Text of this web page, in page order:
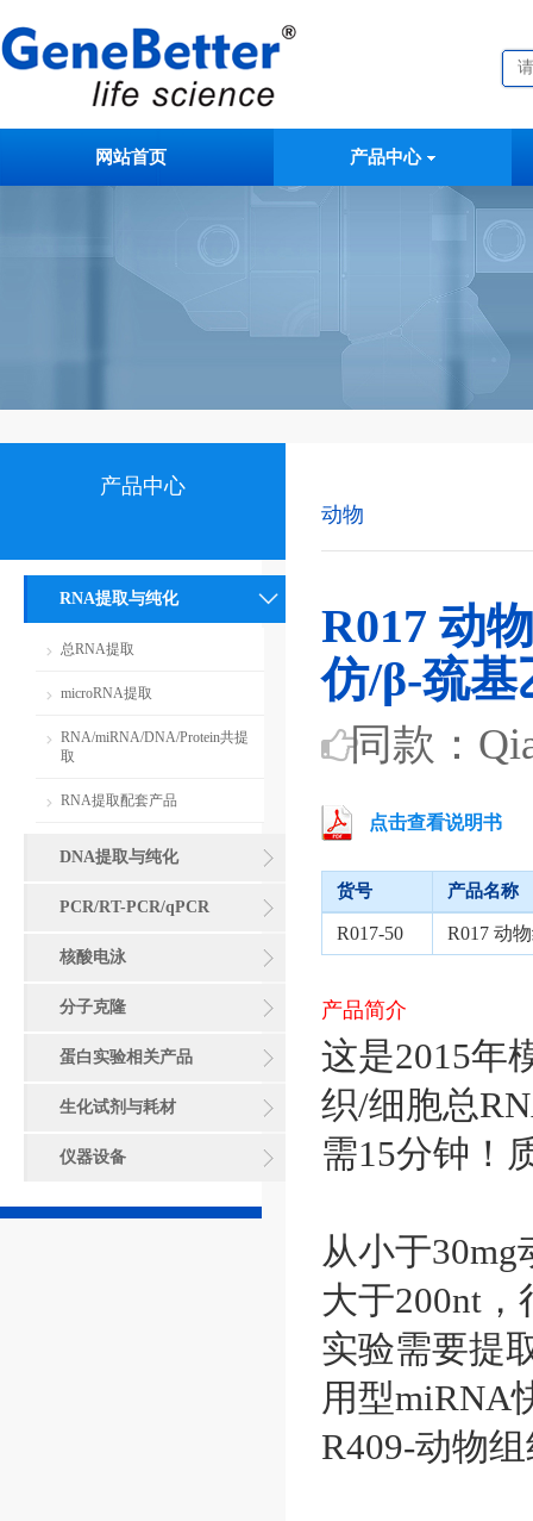
网站首页 产品中心
产品中心
RNA提取与纯化
总RNA提取
microRNA提取
RNA/miRNA/DNA/Protein共提
取
RNA提取配套产品
DNA提取与纯化
PCR/RT-PCR/qPCR
核酸电泳
分子克隆
蛋白实验相关产品
生化试剂与耗材
仪器设备
动物
R017 动
仿/β-巯基
同款：
点击查看说明书
货号 产品名称
R017-50 R017 动
产品简介
这是2015年
织/细胞总
需15分钟！
从小于
大于200nt
实验需要提
用型miRNA
R409-动物